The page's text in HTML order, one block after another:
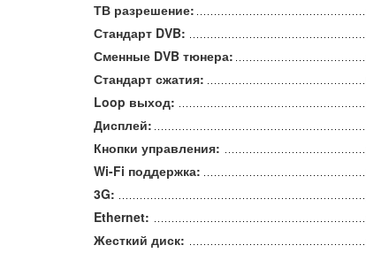
ТВ разрешение:
Стандарт DVB:
Сменные DVB тюнера:
Стандарт сжатия:
Loop выход:
Дисплей:
Кнопки управления:
Wi-Fi поддержка:
3G:
Ethernet:
Жесткий диск: